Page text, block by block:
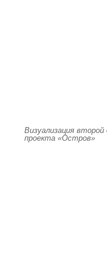
Визуализация
проекта «Остров»